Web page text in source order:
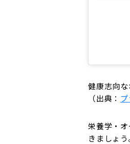
健康志向
（出典：
栄養学・
きましょう